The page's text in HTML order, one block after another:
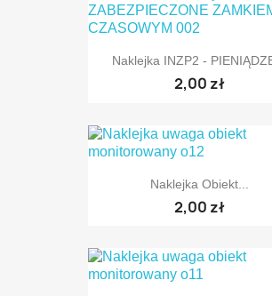
Naklejka INZP2 -
2,00 zł
Naklejka Obiekt...
2,00 zł